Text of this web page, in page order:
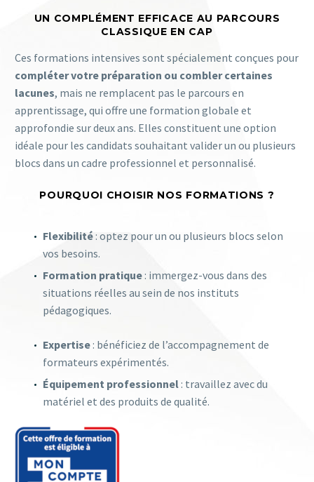
UN COMPLÉMENT EFFICACE AU PARCOURS
CLASSIQUE EN CAP
Ces formations intensives sont spécialement conçues pour
compléter votre préparation ou combler certaines
lacunes, mais ne remplacent pas le parcours en
apprentissage, qui offre une formation globale et
approfondie sur deux ans. Elles constituent une option
idéale pour les candidats souhaitant valider un ou plusieurs
blocs dans un cadre professionnel et personnalisé.
POURQUOI CHOISIR NOS FORMATIONS ?
Flexibilité: optez pour un ou plusieurs blocs selon
vos besoins.
Formation pratique : immergez-vous dans des
situations réelles au sein de nos instituts
pédagogiques.
Expertise : bénéficiez de l’accompagnement de
formateurs expérimentés.
Équipement professionnel : travaillez avec du
matériel et des produits de qualité.